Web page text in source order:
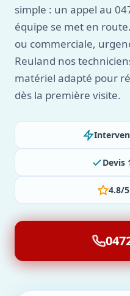
simple : un appel au
équipe se met en
ou commerciale,
Reuland nos
matériel adapté pour
dès la première visite.
Devis
4.8/